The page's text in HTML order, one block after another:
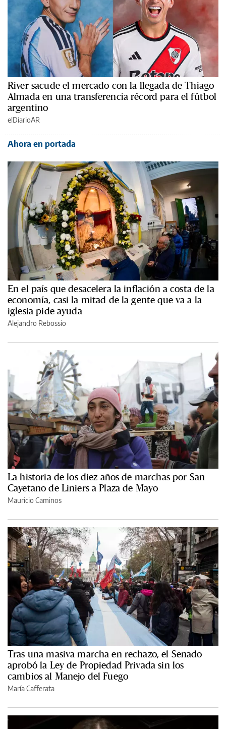
River sacude el mercado con la llegada de Thiago
Almada en una transferencia récord para el fútbol
argentino
elDiarioAR
Ahora en portada
En el país que desacelera la inflación a costa de la
economía, casi la mitad de la gente que va a la
iglesia pide ayuda
Alejandro Rebossio
La historia de los diez años de marchas por San
Cayetano de Liniers a Plaza de Mayo
Mauricio Caminos
Tras una masiva marcha en rechazo, el Senado
aprobó la Ley de Propiedad Privada sin los
cambios al Manejo del Fuego
María Cafferata